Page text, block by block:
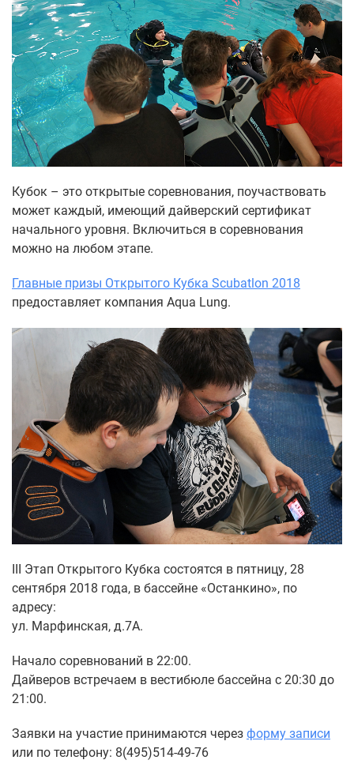
Кубок – это открытые соревнования, поучаствовать
может каждый, имеющий дайверский сертификат
начального уровня. Включиться в соревнования
можно на любом этапе.
Главные призы Открытого Кубка Scubatlon 2018
предоставляет компания Aqua Lung.
III Этап Открытого Кубка состоятся в пятницу, 28
сентября 2018 года, в бассейне «Останкино», по
адресу:
ул. Марфинская, д.7А.
Начало соревнований в 22:00.
Дайверов встречаем в вестибюле бассейна с 20:30 до
21:00.
Заявки на участие принимаются через форму записи
или по телефону: 8(495)514-49-76